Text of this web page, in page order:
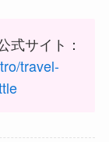
式サイト：
travel-